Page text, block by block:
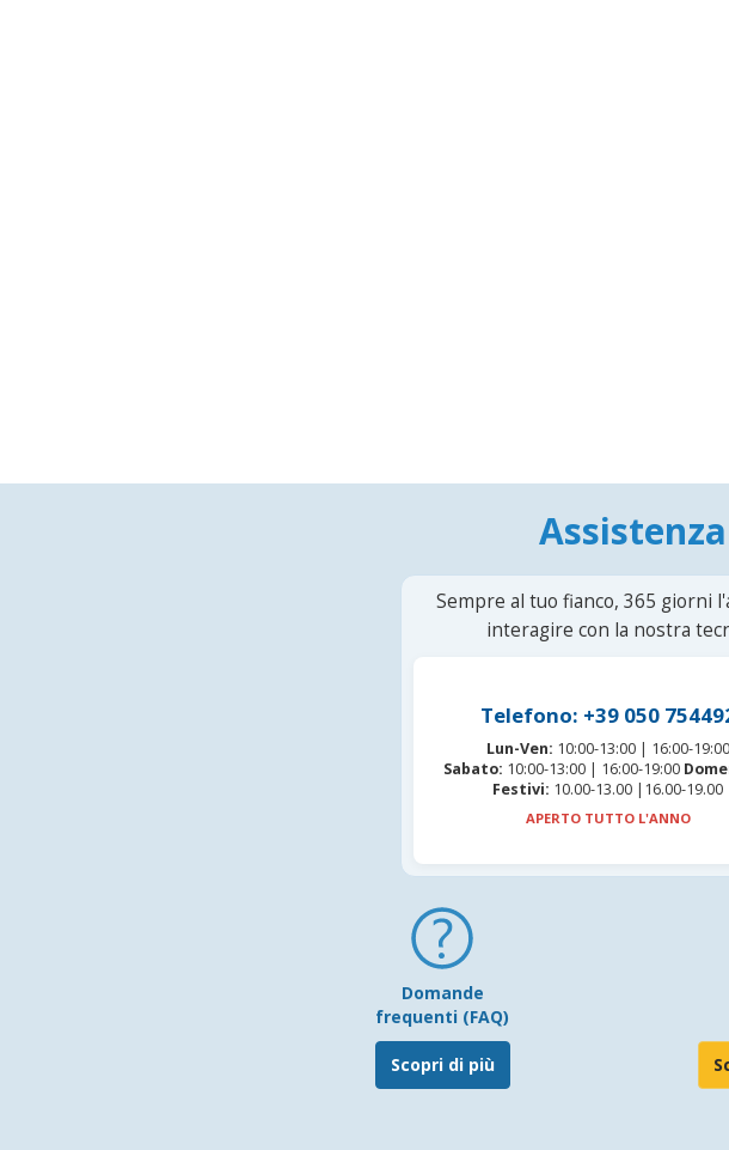
Sempre al tuo fianco, 365 giorni
interagire con la nostra
Telefono: +39 050
Lun-Ven: 10:00-13:00 | 16:00-19:00
Sabato: 10:00-13:00 | 16:00-19:00
Festivi: 10.00-13.00 |16.00-19.00
APERTO TUTTO L'ANNO
Domande
frequenti (FAQ)
Scopri di più